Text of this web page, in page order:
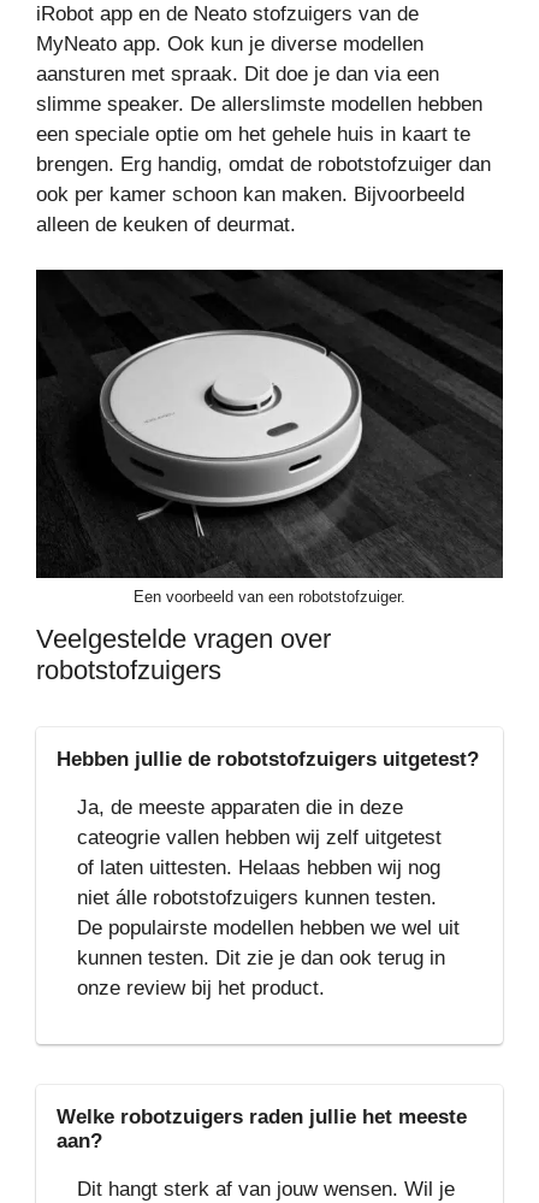
iRobot app en de Neato stofzuigers van de
MyNeato app. Ook kun je diverse modellen
aansturen met spraak. Dit doe je dan via een
slimme speaker. De allerslimste modellen hebben
een speciale optie om het gehele huis in kaart te
brengen. Erg handig, omdat de robotstofzuiger dan
ook per kamer schoon kan maken. Bijvoorbeeld
alleen de keuken of deurmat.
Een voorbeeld van een robotstofzuiger.
Veelgestelde vragen over
robotstofzuigers
Hebben jullie de robotstofzuigers uitgetest?
Ja, de meeste apparaten die in deze
cateogrie vallen hebben wij zelf uitgetest
of laten uittesten. Helaas hebben wij nog
niet álle robotstofzuigers kunnen testen.
De populairste modellen hebben we wel uit
kunnen testen. Dit zie je dan ook terug in
onze review bij het product.
Welke robotzuigers raden jullie het meeste
aan?
Dit hangt sterk af van jouw wensen. Wil je